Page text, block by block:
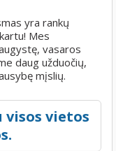
yra rankų
Mes
vasaros
daug užduočių,
mįslių.
vietos